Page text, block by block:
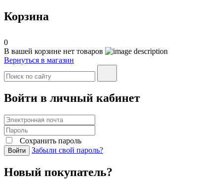
Корзина
0
В вашей корзине нет товаров
Вернуться в магазин
Войти в личный кабинет
Сохранить пароль
Войти Забыли свой пароль?
Новый покупатель?